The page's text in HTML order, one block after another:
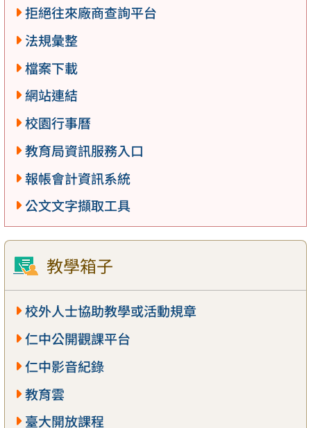
拒絕往來廠商查詢平台
法規彙整
檔案下載
網站連結
校園行事曆
教育局資訊服務入口
報帳會計資訊系統
公文文字擷取工具
教學箱子
校外人士協助教學或活動規章
仁中公開觀課平台
仁中影音紀錄
教育雲
臺大開放課程